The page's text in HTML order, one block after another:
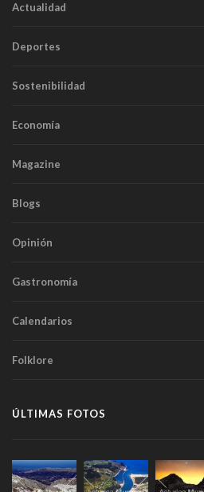
Actualidad
Deportes
Sostenibilidad
Economía
Magazine
Blogs
Opinión
Gastronomía
Calendarios
Folklore
ÚLTIMAS FOTOS